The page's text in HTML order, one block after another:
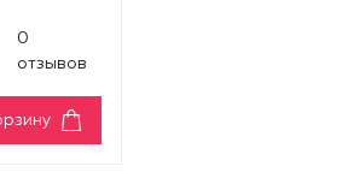
Тонер
Средство
0
отзывов